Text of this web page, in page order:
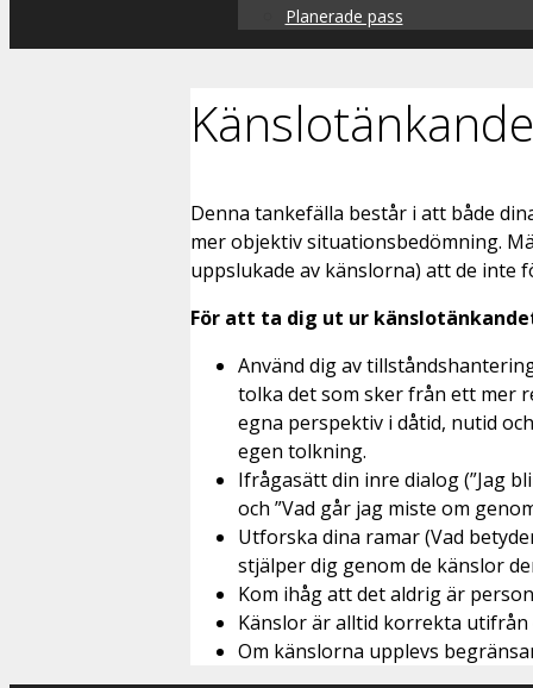
Planerade pass
Känslotänkande
Denna tankefälla består i att både
mer objektiv situationsbedömning.
uppslukade av känslorna) att de inte
För att ta dig ut ur
Använd dig av
tolka det som sker från ett mer
egna perspektiv i dåtid, nutid
egen tolkning.
Ifrågasätt din inre dialog (”Jag
och ”Vad går jag miste om
Utforska dina ramar (Vad
stjälper dig genom de känslor
Kom ihåg att det aldrig är
Känslor är alltid korrekta
Om känslorna upplevs